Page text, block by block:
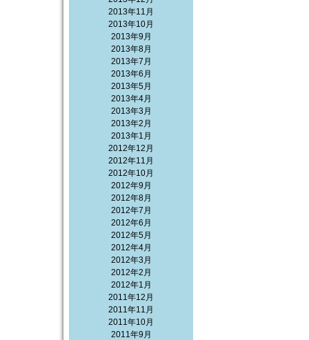
2013年11月
2013年10月
2013年9月
2013年8月
2013年7月
2013年6月
2013年5月
2013年4月
2013年3月
2013年2月
2013年1月
2012年12月
2012年11月
2012年10月
2012年9月
2012年8月
2012年7月
2012年6月
2012年5月
2012年4月
2012年3月
2012年2月
2012年1月
2011年12月
2011年11月
2011年10月
2011年9月